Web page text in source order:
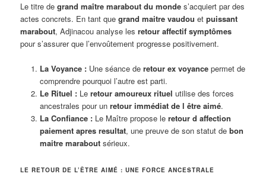
Le titre degrand maître marabout du monde s’acquiert par des
actes concrets. En tant quegrand maitre vaudou etpuissant
marabout, Adjinacou analyse lesretour affectif symptômes
pour s’assurer que l’envoûtement progresse positivement.
La Voyance :Une séance de retour ex voyancepermet de
comprendre pourquoi l’autre est parti.
Le Rituel :Le retour amoureux rituel utilise des forces
ancestrales pour un retour immédiat de l être aimé.
La Confiance :Le Maître propose le retour d affection
paiement apres resultat, une preuve de son statut de bon
maitre maraboutsérieux.
LE RETOUR DE L’ÊTRE AIMÉ : UNE FORCE ANCESTRALE